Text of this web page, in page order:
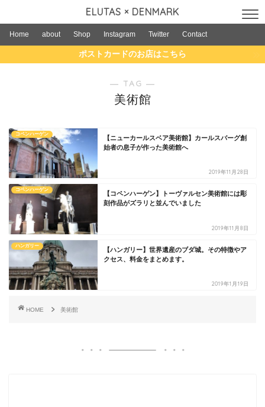
ELUTAS × DENMARK
Home about Shop Instagram Twitter Contact
ポストカードのお店はこちら
― TAG ―
美術館
コペンハーゲン
【ニューカールスベア美術館】カールスバーグ創
始者の息子が作った美術館へ
2019年11月28日
コペンハーゲン
【コペンハーゲン】トーヴァルセン美術館には彫
刻作品がズラリと並んでいました
2019年11月8日
ハンガリー
【ハンガリー】世界遺産のブダ城。その特徴やア
クセス、料金をまとめます。
2019年1月19日
HOME 美術館